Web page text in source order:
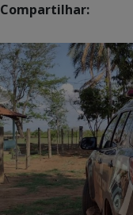
Compartilhar: